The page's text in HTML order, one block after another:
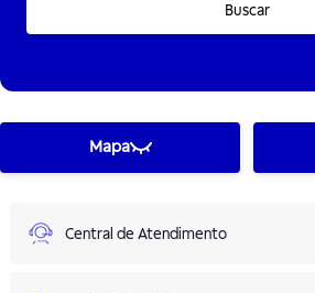
Buscar
Mapa
Central de Atendimento